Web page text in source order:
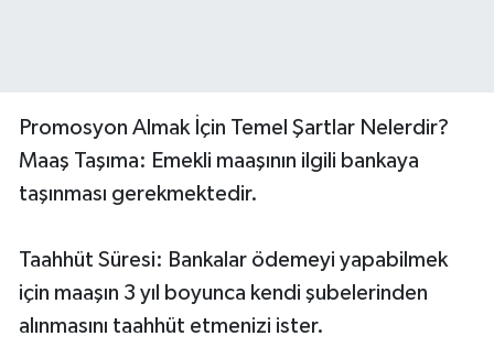
Promosyon Almak İçin Temel Şartlar Nelerdir?
Maaş Taşıma: Emekli maaşının ilgili bankaya
taşınması gerekmektedir.
Taahhüt Süresi: Bankalar ödemeyi yapabilmek
için maaşın 3 yıl boyunca kendi şubelerinden
alınmasını taahhüt etmenizi ister.